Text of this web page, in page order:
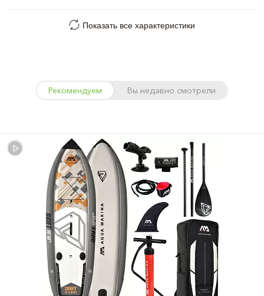
Показать все характеристики
Рекомендуем Вы недавно смотрели